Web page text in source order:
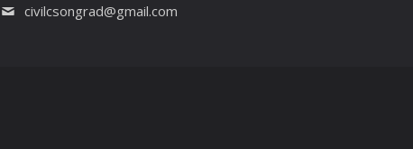
civilcsongrad@gmail.com